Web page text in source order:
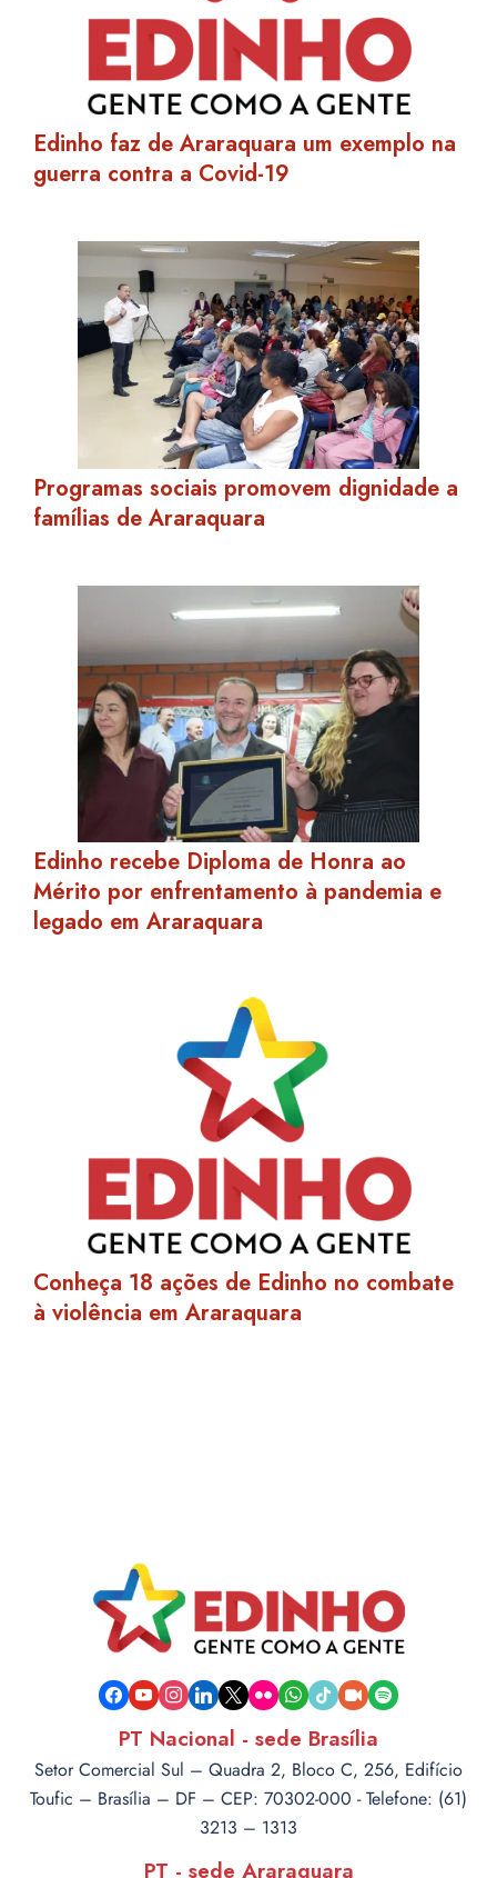
Edinho faz de Araraquara um exemplo na
guerra contra a Covid-19
Programas sociais promovem dignidade a
famílias de Araraquara
Edinho recebe Diploma de Honra ao
Mérito por enfrentamento à pandemia e
legado em Araraquara
Conheça 18 ações de Edinho no combate
à violência em Araraquara
facebook
youtubeinstagram
linkedin
x flickrwhatsapp
tiktokvideo-spotify
PT Nacional - sede Brasília
Setor Comercial Sul – Quadra 2, Bloco C, 256, Edifício
Toufic – Brasília – DF – CEP: 70302-000 - Telefone: (61)
3213 – 1313
PT - sede Araraquara